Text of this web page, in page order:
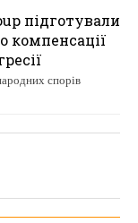
підготували
компенсації
спорів